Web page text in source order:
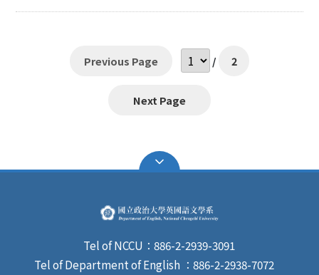
13:30~17:00）電洽本校教務處綜合業務組(02)2938-
7892或2938-7893申請。 (六) 季陶樓位於山上校區，由
證字號，當日考生眾多，因此請務必於8點10分前到季陶
三、個案考生如因疫情無法到校面試/筆試，或本校全校
停課無法辦理甄試時，啟動應變措施條件及占分比例調整
五、考生若有任何問題，請電詢本系鄧綺如助教 TEL：
cjteng@nccu.edu.tw 本系網址：
https://english.nccu.edu.tw
Previous Page / 2
Next Page
Tel of NCCU：886-2-2939-3091
Tel of Department of English ：886-2-2938-7072